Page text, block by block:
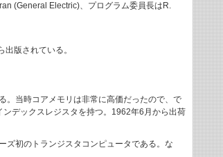
(General Electric)、プログラム委員長はR.
版されている。
。当時コアメモリは非常に高価だったので、で
デックスレジスタを持つ。1962年6月から出荷
ズ初のトランジスタコンピュータである。な